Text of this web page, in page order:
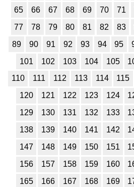
65
66 67 68 69 70 71
77
78 79 80 81 82 83
89
90 91 92 93 94 95
101
102 103 104 105
110
111 112 113 114 115
120
121 122 123 124
129
130 131 132 133
138
139 140 141 142
147
148 149 150 151
156
157 158 159 160
165
166 167 168 169